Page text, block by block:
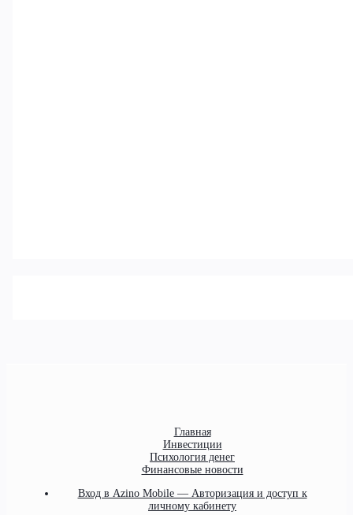
Главная
Инвестиции
Психология денег
Финансовые новости
Вход в Azino Mobile — Авторизация и доступ к
личному кабинету